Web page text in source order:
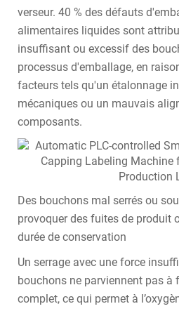
verseur. 40 % des défauts
alimentaires liquides sont
insuffisant ou excessif des
processus d'emballage, en
facteurs tels qu'un étalonnage
mécaniques ou un mauvais
composants.
Des bouchons mal serrés ou
provoquer des fuites de produit
durée de conservation
Un serrage avec une force
bouchons ne parviennent pas à
complet, ce qui permet à